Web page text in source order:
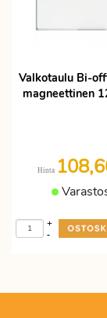
Valkotaulu Bi-
magneettinen
Hinta
-
+